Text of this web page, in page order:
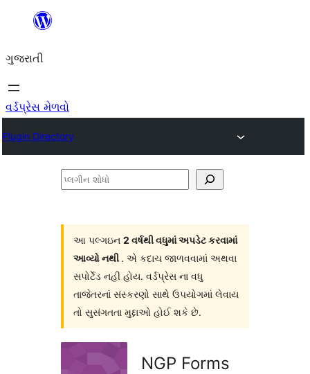
કંટેન્ટ(લખાણ)
જાઓ
ગુજરાતી
વર્ડપ્રેસ મેળવો
Plugin Directory
પ્લગીન
આ પલ્ગઇન 2 વર્ષથી વધુમાં અપડેટ કરવામાં
આવ્યો નથી . એ કદાચ જાળવવામાં અથવા
સપોર્ટેડ નહી હોય. વર્ડપ્રેસ ના વધુ
તાજેતરનાં સંસ્કરણો સાથે ઉપયોગમાં લેવાય
તો સુસંગતતા મુદ્દાઓ હોઈ શકે છે.
NGP Forms